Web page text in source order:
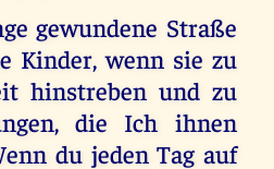
gewundene Straße
Kinder, wenn sie zu
hinstreben und zu
die Ich ihnen
du jeden Tag auf